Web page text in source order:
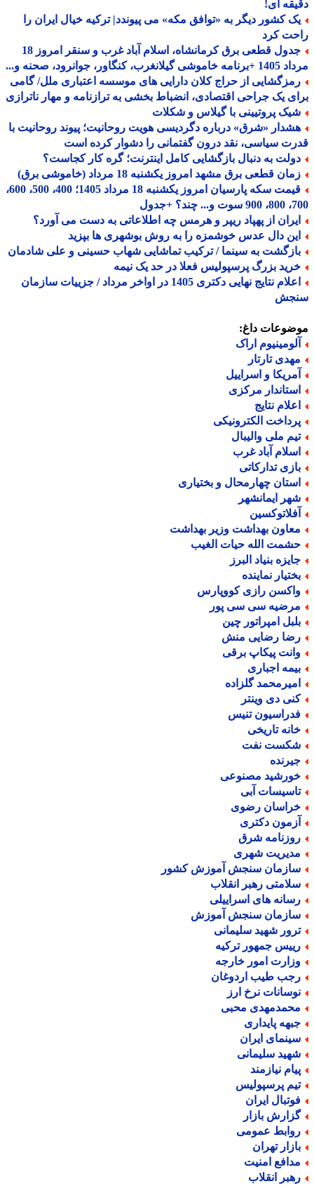
ای!
کشور دیگر به «توافق مکه» می پیوندد| ترکیه خیال ایران را
کرد
جدول قطعی برق کرمانشاه، اسلام آباد غرب و سنقر امروز 18
کنگاور، جوانرود، صحنه و...
از حراج کلان دارایی های موسسه اعتباری ملل/ گامی
یک جراحی اقتصادی، انضباط بخشی به ترازنامه و مهار ناترازی
پروتیینی با گیلاس و شکلات
«شرق» درباره دگردیسی هویت روحانیت؛ پیوند روحانیت با
سیاسی، نقد درون گفتمانی را دشوار کرده است
به دنبال بازگشایی کامل اینترنت؛ گره کار کجاست؟
قطعی برق مشهد امروز یکشنبه 18 مرداد (خاموشی برق)
قیمت سکه پارسیان امروز یکشنبه 18 مرداد 1405؛ 400، 500، 600،
از پهپاد ریپر و هرمس چه اطلاعاتی به دست می آورد؟
دال عدس خوشمزه را به روش بوشهری ها بپزید
به سینما / ترکیب تماشایی شهاب حسینی و علی شادمان
بزرگ پرسپولیس فعلا در حد یک نیمه
اعلام نتایج نهایی دکتری 1405 در اواخر مرداد / جزییات سازمان
داغ:
اراک
تارتار
و اسراییل
مرکزی
نتایج
الکترونیکی
ملی والیبال
آباد غرب
تدارکاتی
چهارمحال و بختیاری
ایمانشهر
بهداشت وزیر بهداشت
الله حیات الغیب
بنیاد البرز
نماینده
رازی کووپارس
سی سی پور
امپراتور چین
رضایی منش
پیکاپ برقی
اجباری
گلزاده
دی وینتر
تنیس
تاریخی
نفت
مصنوعی
آبی
رضوی
دکتری
شرق
شهری
سنجش آموزش کشور
رهبر انقلاب
های اسراییلی
سنجش آموزش
شهید سلیمانی
جمهور ترکیه
امور خارجه
طیب اردوغان
نرخ ارز
محبی
پایداری
ایران
سلیمانی
نیازمند
پرسپولیس
ایران
بازار
عمومی
تهران
امنیت
انقلاب